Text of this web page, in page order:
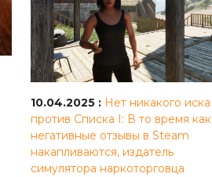
10.04.2025 : Нет никакого иска
против Списка I: В то время как
негативные отзывы в Steam
накапливаются, издатель
симулятора наркоторговца